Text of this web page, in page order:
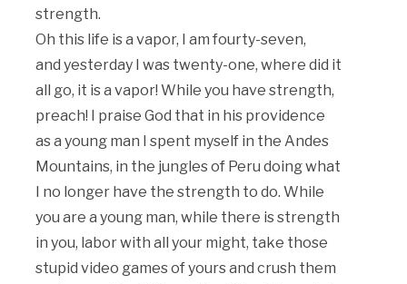
strength.
Oh this life is a vapor, I am fourty-seven,
and yesterday I was twenty-one, where did it
all go, it is a vapor! While you have strength,
preach! I praise God that in his providence
as a young man I spent myself in the Andes
Mountains, in the jungles of Peru doing what
I no longer have the strength to do. While
you are a young man, while there is strength
in you, labor with all your might, take those
stupid video games of yours and crush them